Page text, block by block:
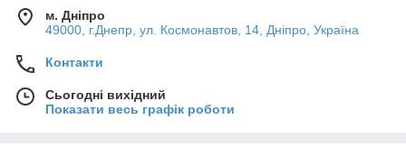
м. Дніпро
49000, г.Днепр, ул. Космонавтов, 14, Дніпро, Україна
Контакти
Сьогодні вихідний
Показати весь графік роботи